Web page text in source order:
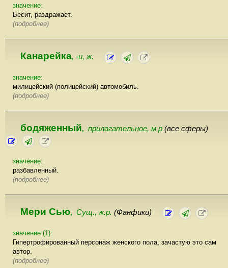
значение:
Бесит, раздражает.
(подробнее)
Канарейка, -и, ж.
значение:
милицейский (полицейский) автомобиль.
(подробнее)
бодяженный, прилагательноe, м р (все сферы)
значение:
разбавленный.
(подробнее)
Мери Сью, Сущ., ж.р. (Фанфики)
значение (1):
Гипертрофированный персонаж женского пола, зачастую это сам
автор.
(подробнее)